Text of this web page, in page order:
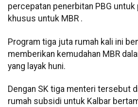
percepatan penerbitan PBG
khusus untuk MBR .
Program tiga juta rumah kali ini
memberikan kemudahan MBR
yang layak huni.
Dengan SK tiga menteri tersebut
rumah subsidi untuk Kalbar